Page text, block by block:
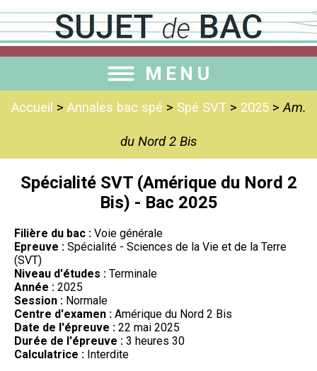
MENU
Accueil > Annales bac spé > Spé SVT> 2025>Am.
du Nord 2 Bis
Spécialité SVT (Amérique du Nord 2
Bis) - Bac 2025
Filière du bac : Voie générale
Epreuve : Spécialité - Sciences de la Vie et de la Terre
(SVT)
Niveau d'études : Terminale
Année : 2025
Session : Normale
Centre d'examen : Amérique du Nord 2 Bis
Date de l'épreuve : 22 mai 2025
Durée de l'épreuve : 3 heures 30
Calculatrice : Interdite